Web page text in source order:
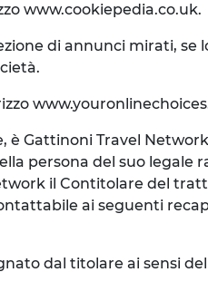
www.cookiepedia.co.uk.
di annunci mirati, se
Travel Network
persona del suo legale
il Contitolare del
ai seguenti
dal titolare ai sensi